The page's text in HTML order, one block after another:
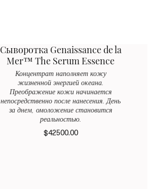
Сыворотка Genaissance de la
Mer™ The Serum Essence
Концентрат наполняет кожу
жизненной энергией океана.
Преображение кожи начинается
непосредственно после нанесения. День
за днем, омоложение становится
реальностью.
$42500.00